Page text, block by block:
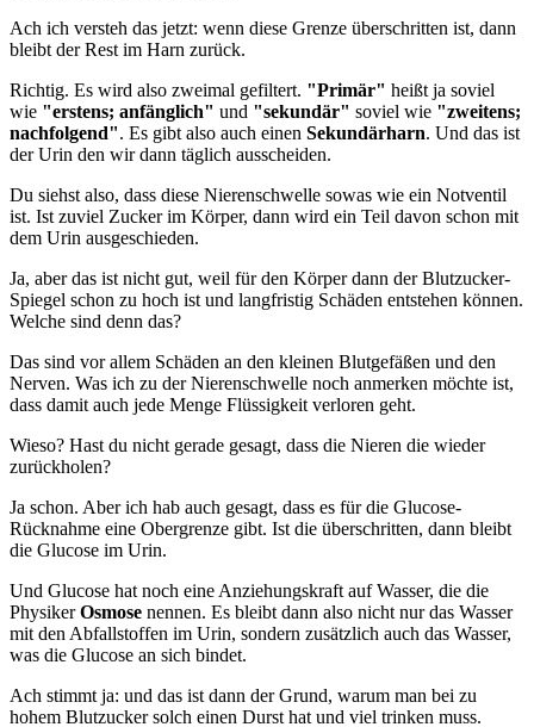
Ach ich versteh das jetzt: wenn diese Grenze überschritten ist, dann
bleibt der Rest im Harn zurück.
Richtig. Es wird also zweimal gefiltert. "Primär" heißt ja soviel
wie "erstens; anfänglich" und "sekundär" soviel wie "zweitens;
nachfolgend". Es gibt also auch einen Sekundärharn. Und das ist
der Urin den wir dann täglich ausscheiden.
Du siehst also, dass diese Nierenschwelle sowas wie ein Notventil
ist. Ist zuviel Zucker im Körper, dann wird ein Teil davon schon mit
dem Urin ausgeschieden.
Ja, aber das ist nicht gut, weil für den Körper dann der Blutzucker-
Spiegel schon zu hoch ist und langfristig Schäden entstehen können.
Welche sind denn das?
Das sind vor allem Schäden an den kleinen Blutgefäßen und den
Nerven. Was ich zu der Nierenschwelle noch anmerken möchte ist,
dass damit auch jede Menge Flüssigkeit verloren geht.
Wieso? Hast du nicht gerade gesagt, dass die Nieren die wieder
zurückholen?
Ja schon. Aber ich hab auch gesagt, dass es für die Glucose-
Rücknahme eine Obergrenze gibt. Ist die überschritten, dann bleibt
die Glucose im Urin.
Und Glucose hat noch eine Anziehungskraft auf Wasser, die die
PhysikerOsmose nennen. Es bleibt dann also nicht nur das Wasser
mit den Abfallstoffen im Urin, sondern zusätzlich auch das Wasser,
was die Glucose an sich bindet.
Ach stimmt ja: und das ist dann der Grund, warum man bei zu
hohem Blutzucker solch einen Durst hat und viel trinken muss.